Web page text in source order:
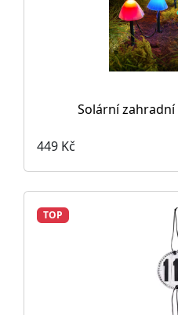
Solární
449 Kč
TOP